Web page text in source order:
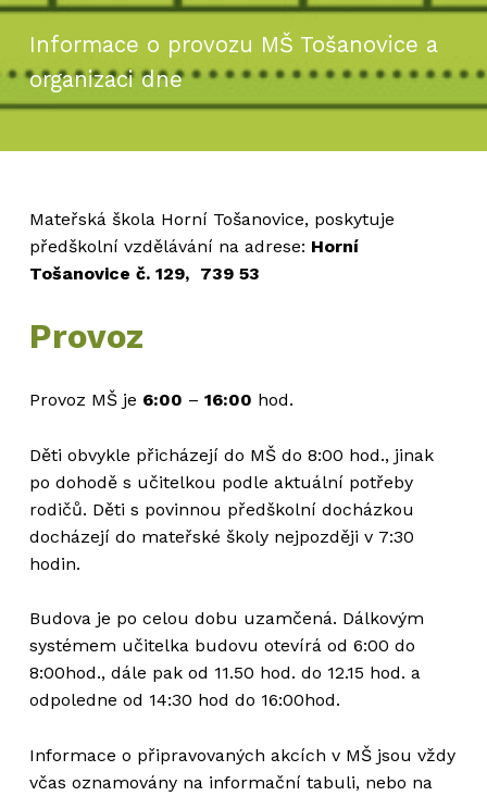
Informace o provozu MŠ Tošanovice a
organizaci dne
Mateřská škola Horní Tošanovice, poskytuje
předškolní vzdělávání na adrese: Horní
Tošanovice č. 129, 739 53
Provoz
Provoz MŠ je 6:00 – 16:00 hod.
Děti obvykle přicházejí do MŠ do 8:00 hod., jinak
po dohodě s učitelkou podle aktuální potřeby
rodičů. Děti s povinnou předškolní docházkou
docházejí do mateřské školy nejpozději v 7:30
hodin.
Budova je po celou dobu uzamčená. Dálkovým
systémem učitelka budovu otevírá od 6:00 do
8:00hod., dále pak od 11.50 hod. do 12.15 hod. a
odpoledne od 14:30 hod do 16:00hod.
Informace o připravovaných akcích v MŠ jsou vždy
včas oznamovány na informační tabuli, nebo na